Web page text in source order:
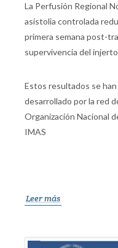
La Perfusión Regional
asistolia controlada
primera semana post-
supervivencia del
Estos resultados se
desarrollado por la red
Organización Nacional
IMAS
Leer más